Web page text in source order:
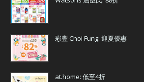
彩豐 Choi Fung: 迎夏優惠
at.home: 低至4折